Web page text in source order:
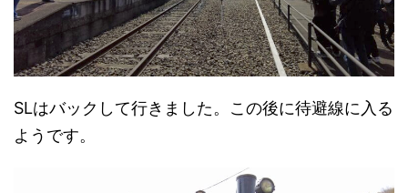
SLはバックして行きました。この後に待避線に入る
ようです。